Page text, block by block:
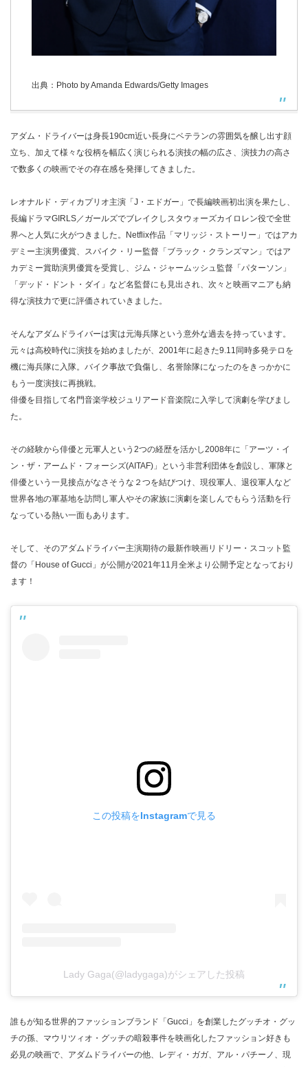
出典：Photo by Amanda Edwards/Getty Images
アダム・ドライバーは身長190cm近い長身にベテランの雰囲気を醸し出す顔
立ち、加えて様々な役柄を幅広く演じられる演技の幅の広さ、演技力の高さ
で数多くの映画でその存在感を発揮してきました。
レオナルド・ディカプリオ主演「J・エドガー」で長編映画初出演を果たし、
長編ドラマGIRLS／ガールズでブレイクしスタウォーズカイロレン役で全世
界へと人気に火がつきました。Netflix作品「マリッジ・ストーリー」ではアカ
デミー主演男優賞、スパイク・リー監督「ブラック・クランズマン」ではア
カデミー賞助演男優賞を受賞し、ジム・ジャームッシュ監督「パターソン」
「デッド・ドント・ダイ」など名監督にも見出され、次々と映画マニアも納
得な演技力で更に評価されていきました。
そんなアダムドライバーは実は元海兵隊という意外な過去を持っています。
元々は高校時代に演技を始めましたが、2001年に起きた9.11同時多発テロを
機に海兵隊に入隊。バイク事故で負傷し、名誉除隊になったのをきっかかに
もう一度演技に再挑戦。
俳優を目指して名門音楽学校ジュリアード音楽院に入学して演劇を学びまし
た。
その経験から俳優と元軍人という2つの経歴を活かし2008年に「アーツ・イ
ン・ザ・アームド・フォーシズ(AITAF)」という非営利団体を創設し、軍隊と
俳優という一見接点がなさそうな２つを結びつけ、現役軍人、退役軍人など
世界各地の軍基地を訪問し軍人やその家族に演劇を楽しんでもらう活動を行
なっている熱い一面もあります。
そして、そのアダムドライバー主演期待の最新作映画リドリー・スコット監
督の「House of Gucci」が公開が2021年11月全米より公開予定となっており
ます！
この投稿をInstagramで見る
Lady Gaga(@ladygaga)がシェアした投稿
誰もが知る世界的ファッションブランド「Gucci」を創業したグッチオ・グッ
チの孫、マウリツィオ・グッチの暗殺事件を映画化したファッション好きも
必見の映画で、アダムドライバーの他、レディ・ガガ、アル・パチーノ、現